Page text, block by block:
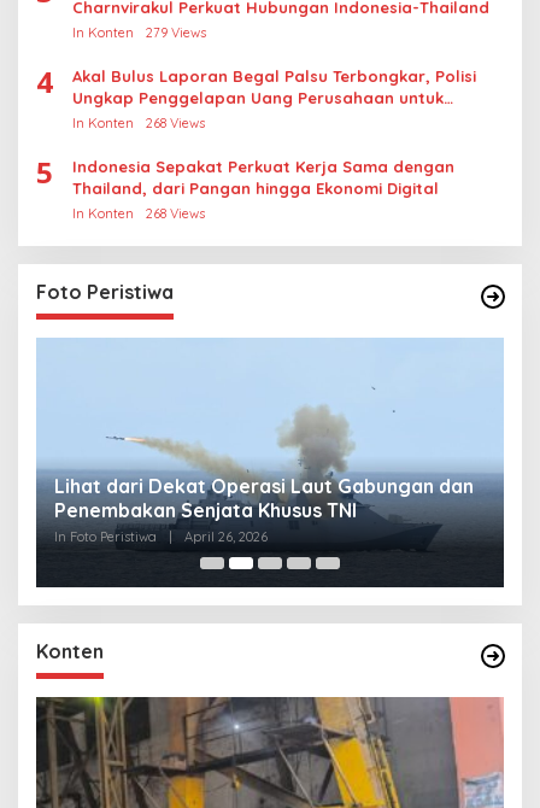
Charnvirakul Perkuat Hubungan Indonesia-Thailand
In Konten 279 Views
4
Akal Bulus Laporan Begal Palsu Terbongkar, Polisi
Ungkap Penggelapan Uang Perusahaan untuk
Crypto
In Konten 268 Views
5
Indonesia Sepakat Perkuat Kerja Sama dengan
Thailand, dari Pangan hingga Ekonomi Digital
In Konten 268 Views
Foto Peristiwa
Lihat dari Dekat Operasi Laut Gabungan dan
Penembakan Senjata Khusus TNI
In Foto Peristiwa April 26, 2026
Konten